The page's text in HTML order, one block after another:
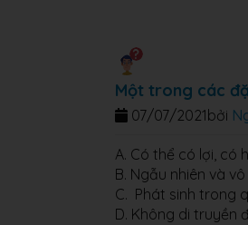
Một trong các
bởi
07/07/2021
A. Có thể có lợi, có
B. Ngẫu nhiên và
C. Phát sinh trong
D. Không di truyền